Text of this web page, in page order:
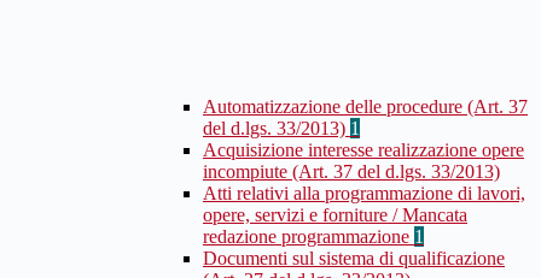
Automatizzazione delle procedure (Art. 37
del d.lgs. 33/2013) 1
Acquisizione interesse realizzazione opere
incompiute (Art. 37 del d.lgs. 33/2013)
Atti relativi alla programmazione di lavori,
opere, servizi e forniture / Mancata
redazione programmazione 1
Documenti sul sistema di qualificazione